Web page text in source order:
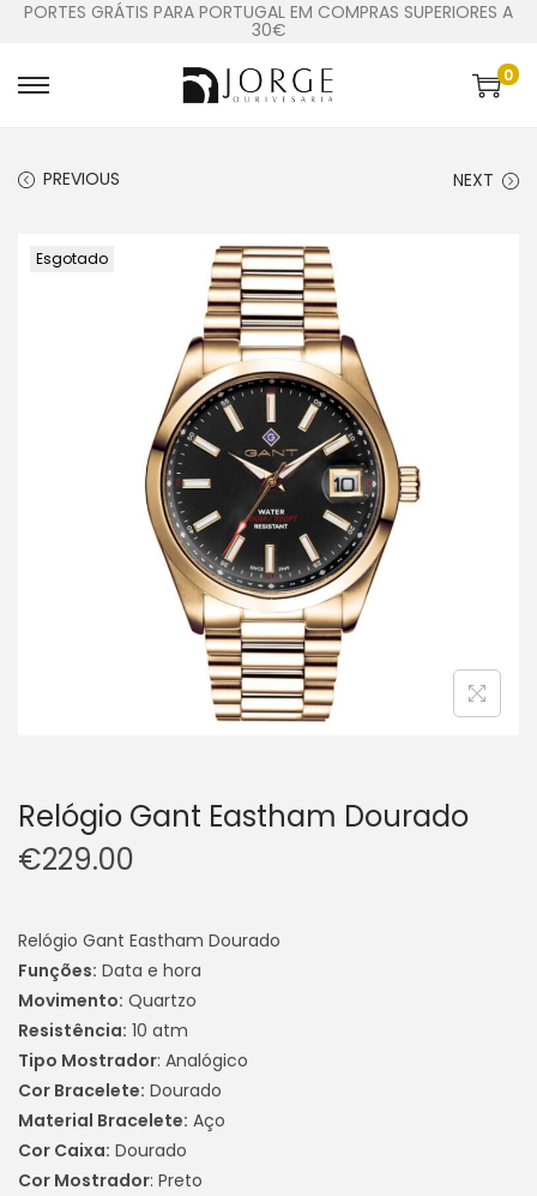
PORTES GRÁTIS PARA PORTUGAL EM COMPRAS SUPERIORES A
30€
0
PREVIOUS NEXT
Esgotado
Relógio Gant Eastham Dourado
€229.00
Relógio Gant Eastham Dourado
Funções: Data e hora
Movimento: Quartzo
Resistência: 10 atm
Tipo Mostrador: Analógico
Cor Bracelete: Dourado
Material Bracelete: Aço
Cor Caixa: Dourado
Cor Mostrador: Preto